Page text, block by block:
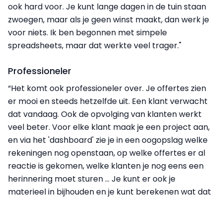
ook hard voor. Je kunt lange dagen in de tuin staan
zwoegen, maar als je geen winst maakt, dan werk je
voor niets. Ik ben begonnen met simpele
spreadsheets, maar dat werkte veel trager."
Professioneler
“Het komt ook professioneler over. Je offertes zien
er mooi en steeds hetzelfde uit. Een klant verwacht
dat vandaag. Ook de opvolging van klanten werkt
veel beter. Voor elke klant maak je een project aan,
en via het 'dashboard' zie je in een oogopslag welke
rekeningen nog openstaan, op welke offertes er al
reactie is gekomen, welke klanten je nog eens een
herinnering moet sturen … Je kunt er ook je
materieel in bijhouden en je kunt berekenen wat dat